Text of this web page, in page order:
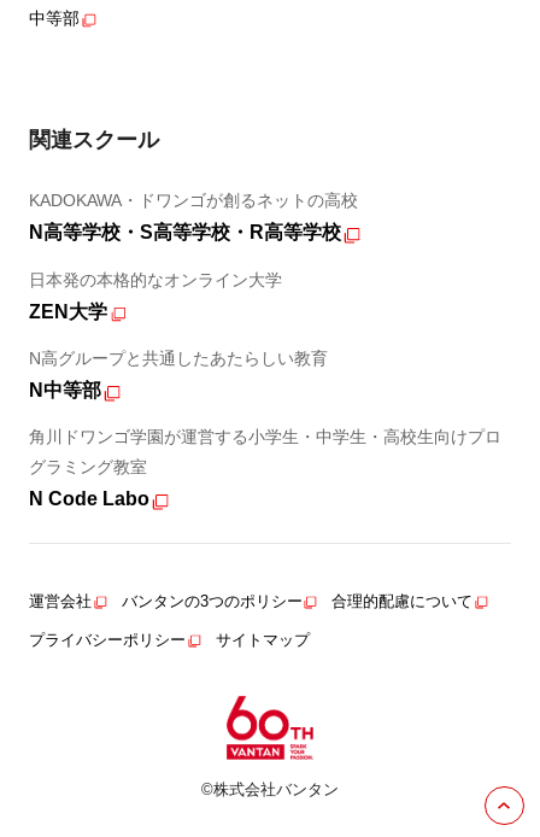
中等部
関連スクール
KADOKAWA・ドワンゴが創るネットの高校
N高等学校・S高等学校・R高等学校
日本発の本格的なオンライン大学
ZEN大学
N高グループと共通したあたらしい教育
N中等部
角川ドワンゴ学園が運営する小学生・中学生・高校生向けプロ
グラミング教室
N Code Labo
運営会社 バンタンの3つのポリシー 合理的配慮について
プライバシーポリシー サイトマップ
©株式会社バンタン